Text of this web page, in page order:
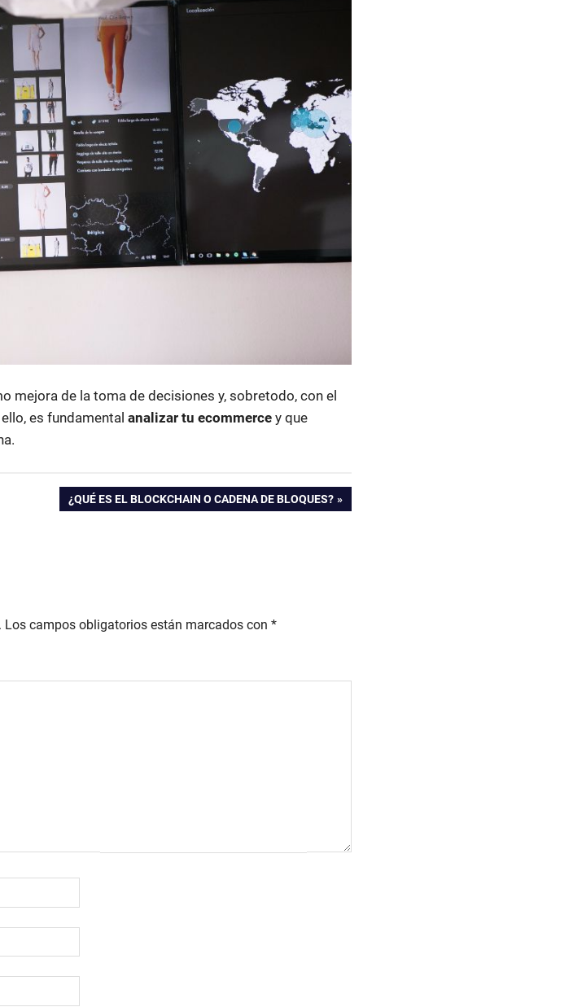
mejora de la toma de decisiones y, sobretodo, con el
es fundamental analizar tu ecommerce y que
ENTRADA
¿QUÉ ES EL BLOCKCHAIN O CADENA DE BLOQUES?
Los campos obligatorios están marcados con *